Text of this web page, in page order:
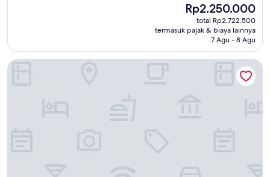
Harga
sekarang
Rp2.250.000
Rp2.250.000
total Rp2.722.500
termasuk pajak & biaya lainnya
7 Agu - 8 Agu
Mercure Jakarta Gatot Subroto